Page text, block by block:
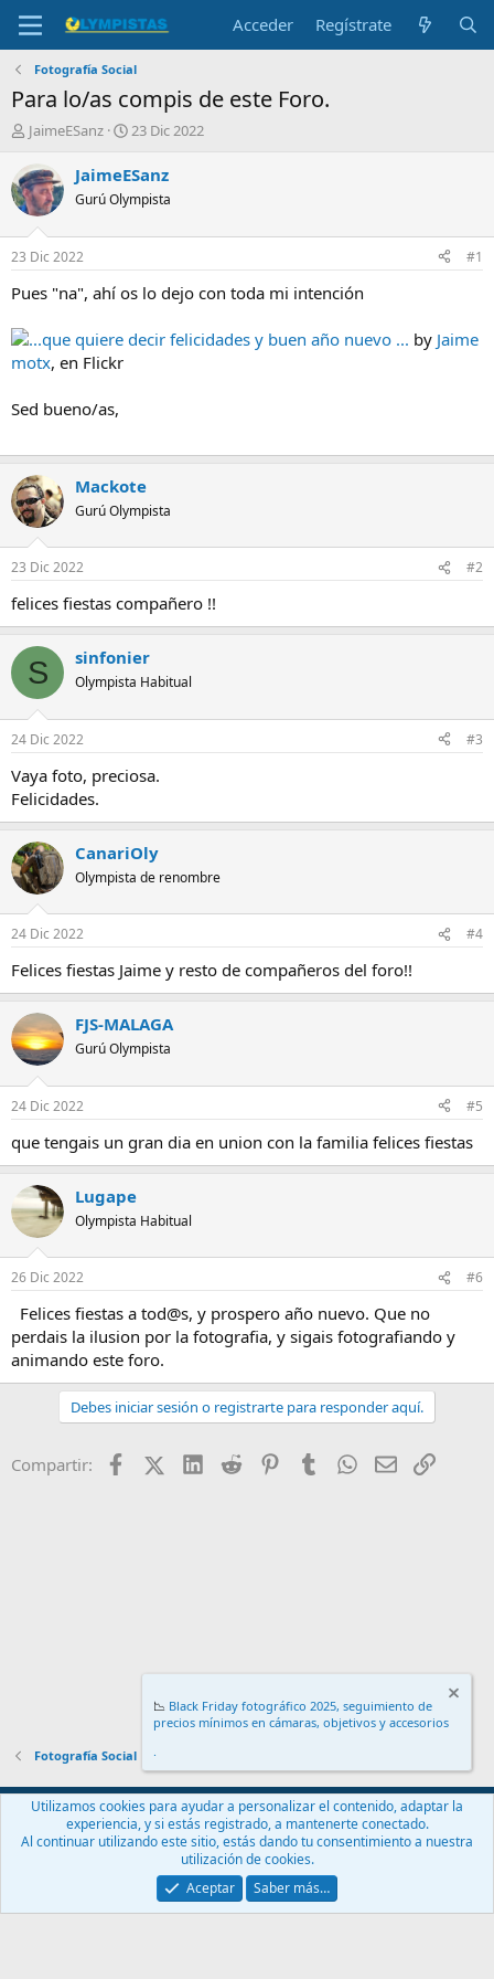
Acceder Regístrate
Fotografía Social
Para lo/as compis de este Foro.
I
i
c
i
a
d
o
r
e
l
t
m
JaimeESanz
F
c
a
i
n
i
23 Dic 2022
JaimeESanz
Gurú Olympista
23 Dic 2022 #1
Pues "na", ahí os lo dejo con toda mi intención
...que quiere decir felicidades y buen año nuevo ... by Jaime
motx, en Flickr
Sed bueno/as,
Mackote
Gurú Olympista
23 Dic 2022 #2
felices fiestas compañero !!
S sinfonier
Olympista Habitual
24 Dic 2022 #3
Vaya foto, preciosa.
Felicidades.
CanariOly
Olympista de renombre
24 Dic 2022 #4
Felices fiestas Jaime y resto de compañeros del foro!!
FJS-MALAGA
Gurú Olympista
24 Dic 2022 #5
que tengais un gran dia en union con la familia felices fiestas
Lugape
Olympista Habitual
26 Dic 2022 #6
Felices fiestas a tod@s, y prospero año nuevo. Que no
perdais la ilusion por la fotografia, y sigais fotografiando y
animando este foro.
Debes iniciar sesión o registrarte para responder aquí.
Compartir: FacebookX (Twitter)
LinkedIn
Reddit PinterestTumblr WhatsApp
EmailEnlace
Fotografía Social
Español (ES)
Contáctanos
Términos y reglas Política de privacidad
Ayuda
Community platform by XenForo® © 2010-2024 XenForo Ltd.
📉 Black Friday fotográfico 2025, seguimiento de
precios mínimos en cámaras, objetivos y accesorios
.
Utilizamos cookies para ayudar a personalizar el contenido, adaptar la
experiencia, y si estás registrado, a mantenerte conectado.
Al continuar utilizando este sitio, estás dando tu consentimiento a nuestra
utilización de cookies.
Aceptar
Saber más…